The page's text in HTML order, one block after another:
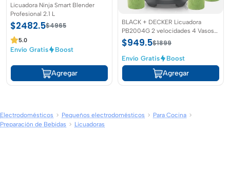
Licuadora Ninja Smart Blender
Profesional 2.1 L
$2482.5$4965
5.0
Envío Gratis Boost
Agregar
BLACK + DECKER Licuadora
PB2004G 2 velocidades 4 Vasos
portatiles
$949.5$1899
Envío Gratis Boost
Agregar
Electrodomésticos Pequeños electrodomésticos
Para Cocina
Preparación de Bebidas
Licuadoras